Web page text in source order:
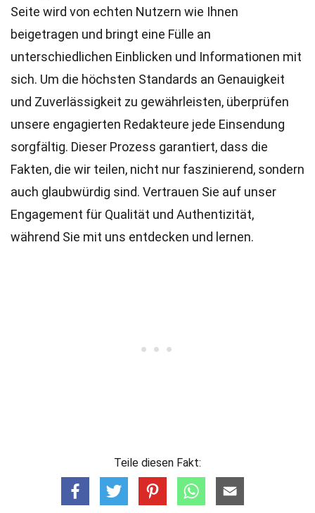
Seite wird von echten Nutzern wie Ihnen
beigetragen und bringt eine Fülle an
unterschiedlichen Einblicken und Informationen mit
sich. Um die höchsten Standards an Genauigkeit
und Zuverlässigkeit zu gewährleisten, überprüfen
unsere engagierten Redakteure jede Einsendung
sorgfältig. Dieser Prozess garantiert, dass die
Fakten, die wir teilen, nicht nur faszinierend, sondern
auch glaubwürdig sind. Vertrauen Sie auf unser
Engagement für Qualität und Authentizität,
während Sie mit uns entdecken und lernen.
Teile diesen Fakt: